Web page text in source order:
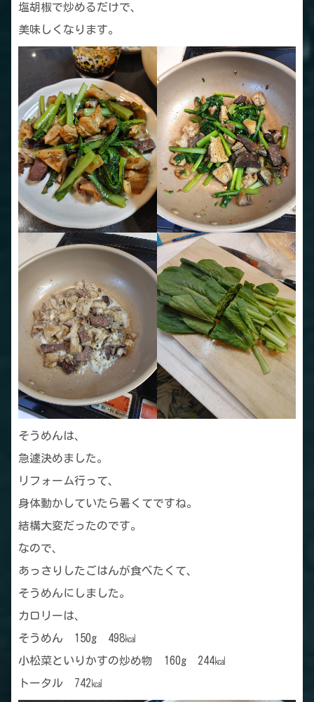
塩胡椒で炒めるだけで、
美味しくなります。
そうめんは、
急遽決めました。
リフォーム行って、
身体動かしていたら暑くてですね。
結構大変だったのです。
なので、
あっさりしたごはんが食べたくて、
そうめんにしました。
カロリーは、
そうめん 150g 498㎉
小松菜といりかすの炒め物 160g 244㎉
トータル 742㎉